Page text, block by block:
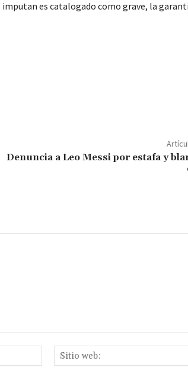
es catalogado como grave, la
Denuncia a Leo Messi por estafa y
Correo
electrónico:*